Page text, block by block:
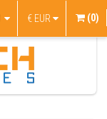
€ EUR (0)